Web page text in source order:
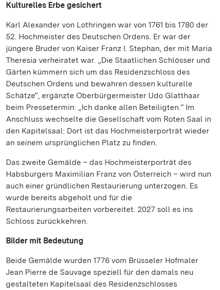
Kulturelles Erbe gesichert
Karl Alexander von Lothringen war von 1761 bis 1780 der
52. Hochmeister des Deutschen Ordens. Er war der
jüngere Bruder von Kaiser Franz I. Stephan, der mit Maria
Theresia verheiratet war. „Die Staatlichen Schlösser und
Gärten kümmern sich um das Residenzschloss des
Deutschen Ordens und bewahren dessen kulturelle
Schätze“, ergänzte Oberbürgermeister Udo Glatthaar
beim Pressetermin: „Ich danke allen Beteiligten.“ Im
Anschluss wechselte die Gesellschaft vom Roten Saal in
den Kapitelsaal: Dort ist das Hochmeisterporträt wieder
an seinem ursprünglichen Platz zu finden.
Das zweite Gemälde – das Hochmeisterporträt des
Habsburgers Maximilian Franz von Österreich – wird nun
auch einer gründlichen Restaurierung unterzogen. Es
wurde bereits abgeholt und für die
Restaurierungsarbeiten vorbereitet. 2027 soll es ins
Schloss zurückkehren.
Bilder mit Bedeutung
Beide Gemälde wurden 1776 vom Brüsseler Hofmaler
Jean Pierre de Sauvage speziell für den damals neu
gestalteten Kapitelsaal des Residenzschlosses